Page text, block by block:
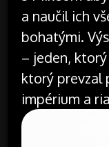
a naučil ich
bohatými.
– jeden,
ktorý prevzal
impérium a